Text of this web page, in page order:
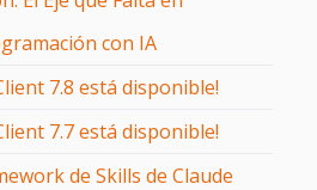
con IA
7.8 está disponible!
7.7 está disponible!
de Skills de Claude